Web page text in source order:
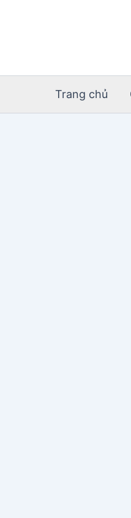
Trang chủ